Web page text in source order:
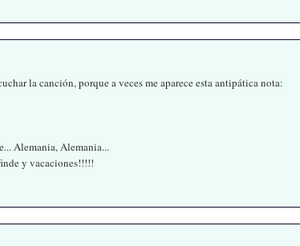
la canción, porque a veces me aparece esta antipática nota:
Alemania, Alemania...
y vacaciones!!!!!